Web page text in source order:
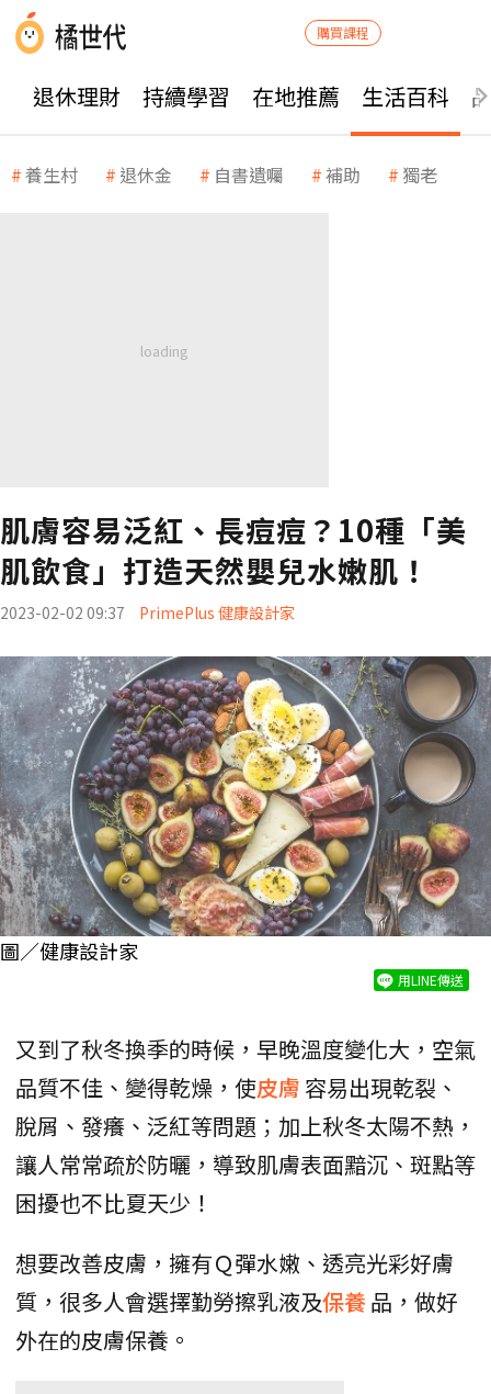
購買課程
退休理財 持續學習 在地推薦 生活百科
養生村 退休金 自書遺囑 補助 獨老
肌膚容易泛紅、長痘痘？10種「美
肌飲食」打造天然嬰兒水嫩肌！
2023-02-02 09:37 PrimePlus 健康設計家
圖／健康設計家
用LINE傳送
又到了秋冬換季的時候，早晚溫度變化大，空氣
品質不佳、變得乾燥，使皮膚 容易出現乾裂、
脫屑、發癢、泛紅等問題；加上秋冬太陽不熱，
讓人常常疏於防曬，導致肌膚表面黯沉、斑點等
困擾也不比夏天少！
想要改善皮膚，擁有Ｑ彈水嫩、透亮光彩好膚
質，很多人會選擇勤勞擦乳液及保養品，做好
外在的皮膚保養。